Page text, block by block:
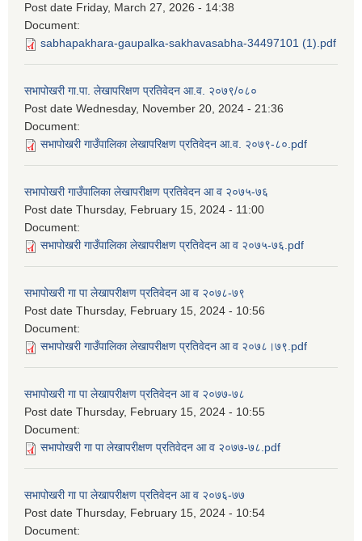
Post date Friday, March 27, 2026 - 14:38
Document:
sabhapakhara-gaupalka-sakhavasabha-34497101 (1).pdf
सभापोखरी गा.पा. लेखापरिक्षण प्रतिवेदन आ.व. २०७९/०८०
Post date Wednesday, November 20, 2024 - 21:36
Document:
सभापोखरी गाउँपालिका लेखापरिक्षण प्रतिवेदन आ.व. २०७९-८०.pdf
सभापोखरी गाउँपालिका लेखापरीक्षण प्रतिवेदन आ व २०७५-७६
Post date Thursday, February 15, 2024 - 11:00
Document:
सभापोखरी गाउँपालिका लेखापरीक्षण प्रतिवेदन आ व २०७५-७६.pdf
सभापोखरी गा पा लेखापरीक्षण प्रतिवेदन आ व २०७८-७९
Post date Thursday, February 15, 2024 - 10:56
Document:
सभापोखरी गाउँपालिका लेखापरीक्षण प्रतिवेदन आ व २०७८।७९.pdf
सभापोखरी गा पा लेखापरीक्षण प्रतिवेदन आ व २०७७-७८
Post date Thursday, February 15, 2024 - 10:55
Document:
सभापोखरी गा पा लेखापरीक्षण प्रतिवेदन आ व २०७७-७८.pdf
सभापोखरी गा पा लेखापरीक्षण प्रतिवेदन आ व २०७६-७७
Post date Thursday, February 15, 2024 - 10:54
Document: